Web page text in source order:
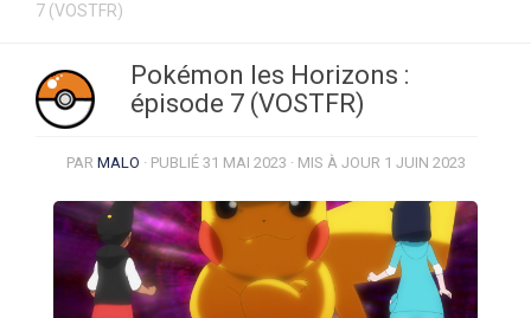
7 (VOSTFR)
Pokémon les Horizons :
épisode 7 (VOSTFR)
PAR MALO · PUBLIÉ 31 MAI 2023 · MIS À JOUR 1 JUIN 2023